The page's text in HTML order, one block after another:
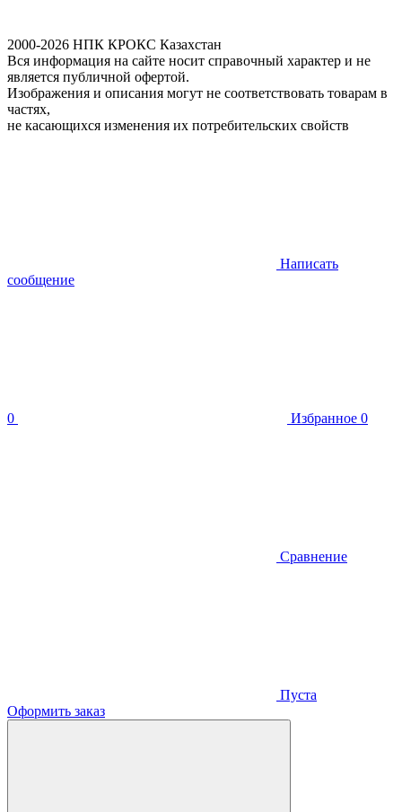
2000-2026 НПК КРОКС Казахстан
Вся информация на сайте носит справочный характер и не
является публичной офертой.
Изображения и описания могут не соответствовать товарам в
частях,
не касающихся изменения их потребительских свойств
Написать
сообщение
0 Избранное 0
Сравнение
Пуста
Оформить заказ